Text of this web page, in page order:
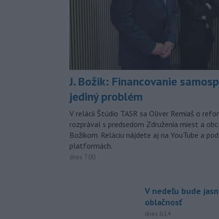
J. Božik: Financovanie
jediný problém
V relácii Štúdio TASR sa Oliver Remiaš o
rozprával s predsedom Združenia miest a
Božikom. Reláciu nájdete aj na YouTube a
platformách.
dnes 7:00
V nedeľu bude
oblačnosť
dnes 6:14